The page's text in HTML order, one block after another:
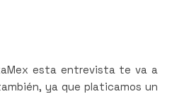
esta entrevista te va a
ya que platicamos un